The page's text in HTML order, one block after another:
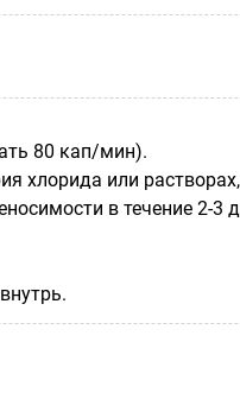
80 кап/мин).
хлорида или
в течение 2-